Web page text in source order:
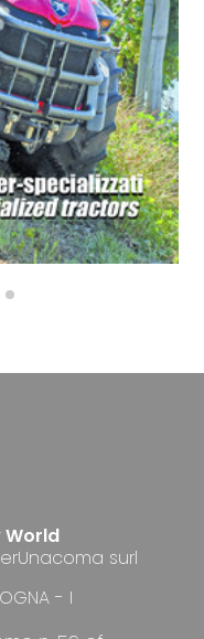
World
surl
- I